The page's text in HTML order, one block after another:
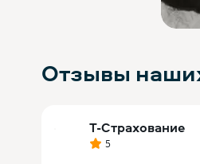
Отзывы
Т-Страхование
5